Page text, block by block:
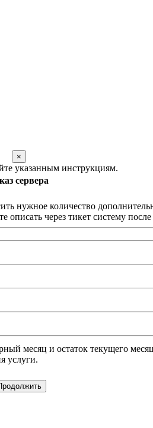
×
сервера
количество
через тикет систему после
месяц и остаток текущего
услуги.
указанным инструкциям.